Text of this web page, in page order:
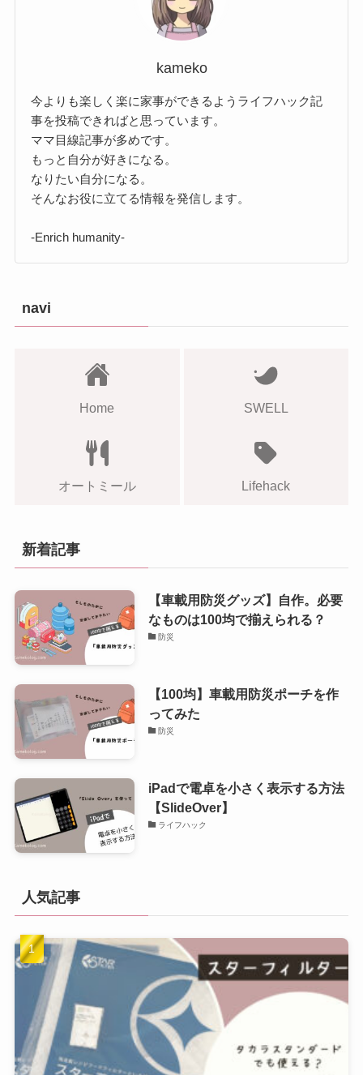
kameko
今よりも楽しく楽に家事ができるようライフハック記
事を投稿できればと思っています。
ママ目線記事が多めです。
もっと自分が好きになる。
なりたい自分になる。
そんなお役に立てる情報を発信します。
-Enrich humanity-
navi
Home SWELL
オートミール Lifehack
新着記事
【車載用防災グッズ】自作。必要
なものは100均で揃えられる？
防災
【100均】車載用防災ポーチを作
ってみた
防災
iPadで電卓を小さく表示する方法
【SlideOver】
ライフハック
人気記事